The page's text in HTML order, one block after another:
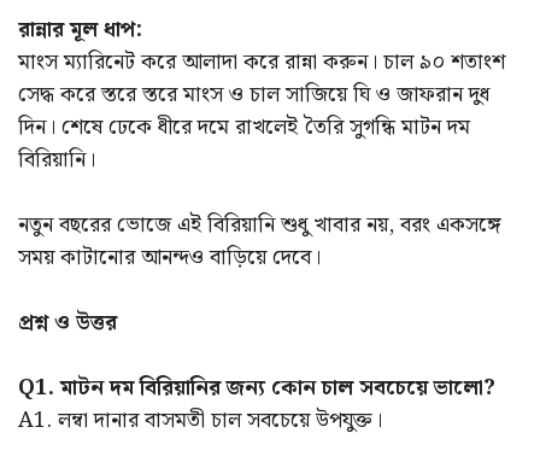
রান্নার মূল ধাপ:
মাংস ম্যারিনেট করে আলাদা করে রান্না করুন। চাল ৯০ শতাংশ
সেদ্ধ করে স্তরে স্তরে মাংস ও চাল সাজিয়ে ঘি ও জাফরান দুধ
দিন। শেষে ঢেকে ধীরে দমে রাখলেই তৈরি সুগন্ধি মাটন দম
বিরিয়ানি।
নতুন বছরের ভোজে এই বিরিয়ানি শুধু খাবার নয়, বরং একসঙ্গে
সময় কাটানোর আনন্দও বাড়িয়ে দেবে।
প্রশ্ন ও উত্তর
Q1. মাটন দম বিরিয়ানির জন্য কোন চাল সবচেয়ে ভালো?
A1. লম্বা দানার বাসমতী চাল সবচেয়ে উপযুক্ত।